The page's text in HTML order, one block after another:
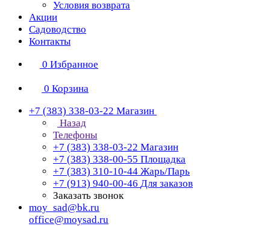
Условия возврата
Акции
Садоводство
Контакты
0 Избранное
0 Корзина
+7 (383) 338-03-22 Магазин
Назад
Телефоны
+7 (383) 338-03-22 Магазин
+7 (383) 338-00-55 Площадка
+7 (383) 310-10-44 Жарь/Парь
+7 (913) 940-00-46 Для заказов
Заказать звонок
moy_sad@bk.ru
office@moysad.ru